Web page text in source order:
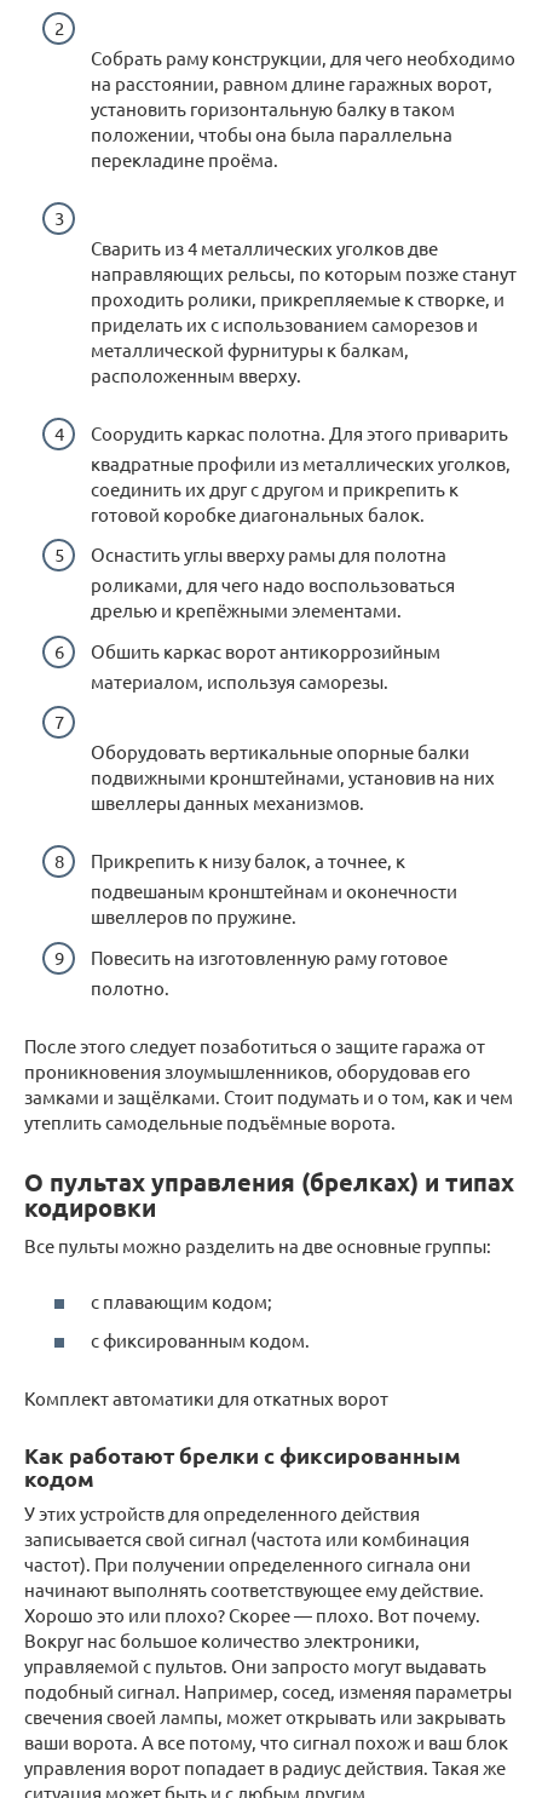
Собрать раму конструкции, для чего необходимо
на расстоянии, равном длине гаражных ворот,
установить горизонтальную балку в таком
положении, чтобы она была параллельна
перекладине проёма.
Сварить из 4 металлических уголков две
направляющих рельсы, по которым позже станут
проходить ролики, прикрепляемые к створке, и
приделать их с использованием саморезов и
металлической фурнитуры к балкам,
расположенным вверху.
Соорудить каркас полотна. Для этого приварить
квадратные профили из металлических уголков,
соединить их друг с другом и прикрепить к
готовой коробке диагональных балок.
Оснастить углы вверху рамы для полотна
роликами, для чего надо воспользоваться
дрелью и крепёжными элементами.
Обшить каркас ворот антикоррозийным
материалом, используя саморезы.
Оборудовать вертикальные опорные балки
подвижными кронштейнами, установив на них
швеллеры данных механизмов.
Прикрепить к низу балок, а точнее, к
подвешаным кронштейнам и оконечности
швеллеров по пружине.
Повесить на изготовленную раму готовое
полотно.
После этого следует позаботиться о защите гаража от
проникновения злоумышленников, оборудовав его
замками и защёлками. Стоит подумать и о том, как и чем
утеплить самодельные подъёмные ворота.
О пультах управления (брелках) и типах
кодировки
Все пульты можно разделить на две основные группы:
с плавающим кодом;
с фиксированным кодом.
Комплект автоматики для откатных ворот
Как работают брелки с фиксированным
кодом
У этих устройств для определенного действия
записывается свой сигнал (частота или комбинация
частот). При получении определенного сигнала они
начинают выполнять соответствующее ему действие.
Хорошо это или плохо? Скорее — плохо. Вот почему.
Вокруг нас большое количество электроники,
управляемой с пультов. Они запросто могут выдавать
подобный сигнал. Например, сосед, изменяя параметры
свечения своей лампы, может открывать или закрывать
ваши ворота. А все потому, что сигнал похож и ваш блок
управления ворот попадает в радиус действия. Такая же
ситуация может быть и с любым другим